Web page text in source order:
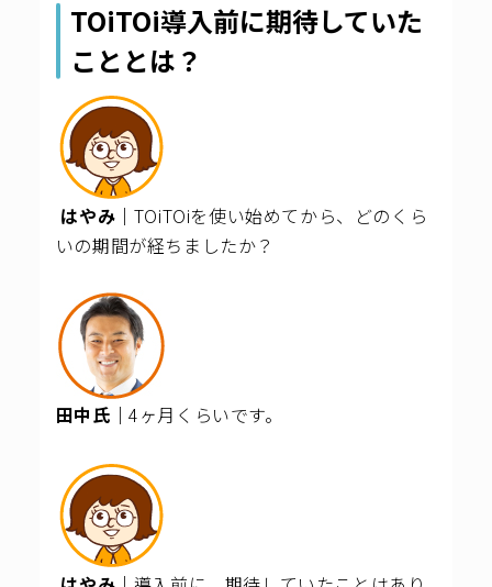
TOiTOi導入前に期待していた
こととは？
はやみ｜ TOiTOiを使い始めてから、どのくら
いの期間が経ちましたか？
田中氏｜4ヶ月くらいです。